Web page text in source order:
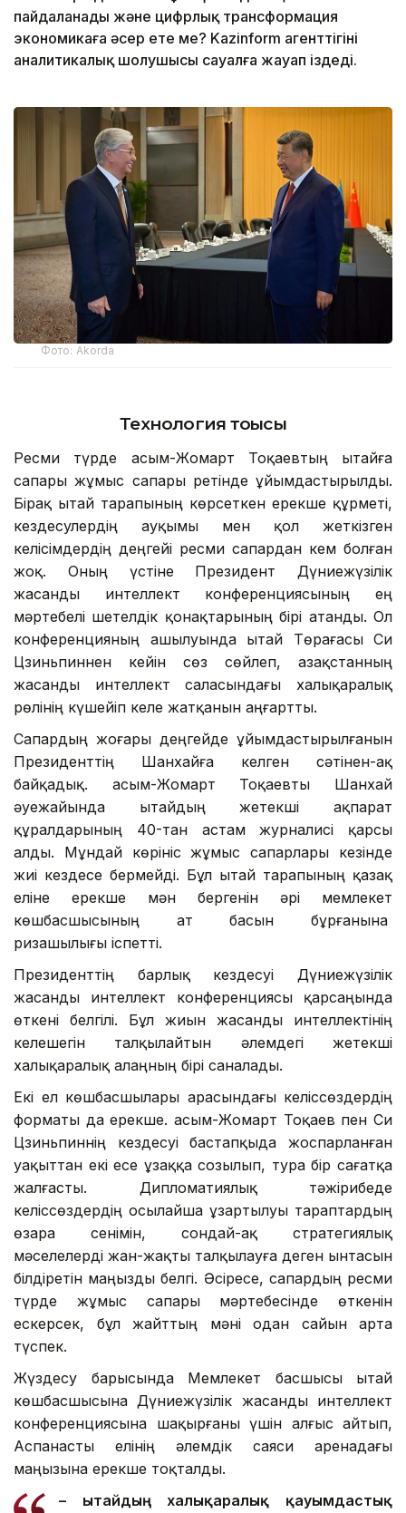
пайдаланады және цифрлық трансформация
экономикаға әсер ете ме? Kazinform агенттігінің
аналитикалық шолушысы сауалға жауап іздеді.
Фото: Аkorda
Технология тоғысы
Ресми түрде Қасым-Жомарт Тоқаевтың Қытайға
сапары жұмыс сапары ретінде ұйымдастырылды.
Бірақ Қытай тарапының көрсеткен ерекше құрметі,
кездесулердің ауқымы мен қол жеткізген
келісімдердің деңгейі ресми сапардан кем болған
жоқ. Оның үстіне Президент Дүниежүзілік
жасанды интеллект конференциясының ең
мәртебелі шетелдік қонақтарының бірі атанды. Ол
конференцияның ашылуында Қытай Төрағасы Си
Цзиньпиннен кейін сөз сөйлеп, Қазақстанның
жасанды интеллект саласындағы халықаралық
рөлінің күшейіп келе жатқанын аңғартты.
Сапардың жоғары деңгейде ұйымдастырылғанын
Президенттің Шанхайға келген сәтінен-ақ
байқадық. Қасым-Жомарт Тоқаевты Шанхай
әуежайында Қытайдың жетекші ақпарат
құралдарының 40-тан астам журналисі қарсы
алды. Мұндай көрініс жұмыс сапарлары кезінде
жиі кездесе бермейді. Бұл Қытай тарапының қазақ
еліне ерекше мән бергенін әрі мемлекет
көшбасшысының ат басын бұрғанына
ризашылығы іспетті.
Президенттің барлық кездесуі Дүниежүзілік
жасанды интеллект конференциясы қарсаңында
өткені белгілі. Бұл жиын жасанды интеллектінің
келешегін талқылайтын әлемдегі жетекші
халықаралық алаңның бірі саналады.
Екі ел көшбасшылары арасындағы келіссөздердің
форматы да ерекше. Қасым-Жомарт Тоқаев пен Си
Цзиньпиннің кездесуі бастапқыда жоспарланған
уақыттан екі есе ұзаққа созылып, тура бір сағатқа
жалғасты. Дипломатиялық тәжірибеде
келіссөздердің осылайша ұзартылуы тараптардың
өзара сенімін, сондай-ақ стратегиялық
мәселелерді жан-жақты талқылауға деген ынтасын
білдіретін маңызды белгі. Әсіресе, сапардың ресми
түрде жұмыс сапары мәртебесінде өткенін
ескерсек, бұл жайттың мәні одан сайын арта
түспек.
Жүздесу барысында Мемлекет басшысы Қытай
көшбасшысына Дүниежүзілік жасанды интеллект
конференциясына шақырғаны үшін алғыс айтып,
Аспанасты елінің әлемдік саяси аренадағы
маңызына ерекше тоқталды.
– Қытайдың халықаралық қауымдастық